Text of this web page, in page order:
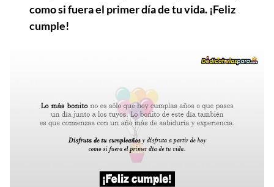
como si fuera el primer día de tu vida. ¡Feliz
cumple!